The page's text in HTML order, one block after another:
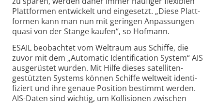
Platt­formen entwickelt und eingesetzt. „Diese Platt­
formen kann man nun mit geringen Anpassungen
quasi von der Stange kaufen“, so Hofmann.
ESAIL beobachtet vom Weltraum aus Schiffe, die
zuvor mit dem „Automatic Identi­fi­cation System“ AIS
ausgerüstet wurden. Mit Hilfe dieses satelliten­
gestützten Systems können Schiffe weltweit identi­
fiziert und ihre genaue Position bestimmt werden.
AIS-Daten sind wichtig, um Kollisionen zwischen